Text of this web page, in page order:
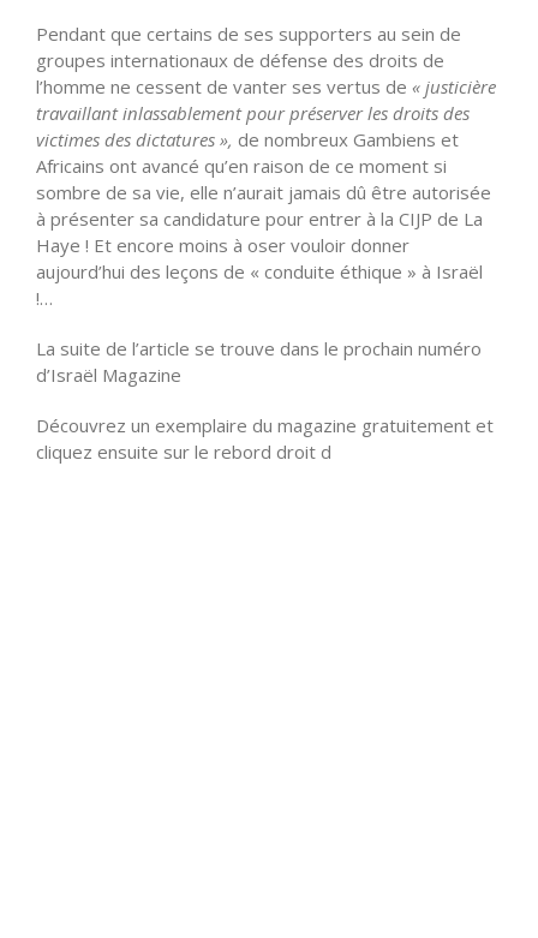
Pendant que certains de ses supporters au sein de
groupes internationaux de défense des droits de
l’homme ne cessent de vanter ses vertus de « justicière
travaillant inlassablement pour préserver les droits des
victimes des dictatures », de nombreux Gambiens et
Africains ont avancé qu’en raison de ce moment si
sombre de sa vie, elle n’aurait jamais dû être autorisée
à présenter sa candidature pour entrer à la CIJP de La
Haye ! Et encore moins à oser vouloir donner
aujourd’hui des leçons de « conduite éthique » à Israël
!…
La suite de l’article se trouve dans le prochain numéro
d’Israël Magazine
Découvrez un exemplaire du magazine gratuitement et
cliquez ensuite sur le rebord droit d